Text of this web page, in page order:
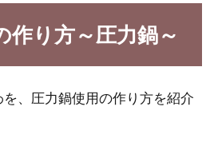
です。お昼はヘルシーに、そして...
酸を禁止にしたの？
作り方～圧力鍋～
、圧力鍋使用の作り方を紹介